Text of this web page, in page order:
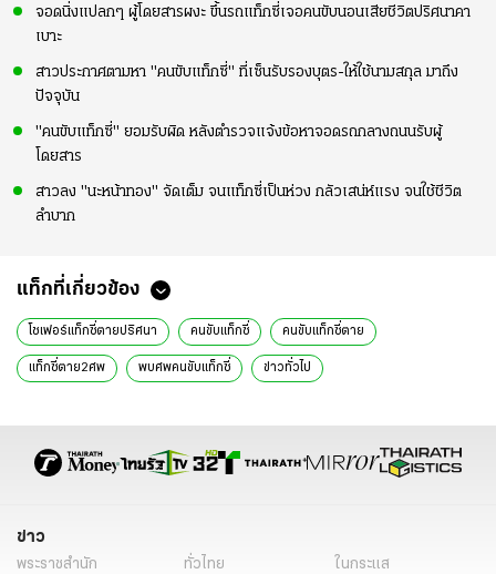
จอดนิ่งแปลกๆ ผู้โดยสารผงะ ขึ้นรถแท็กซี่เจอคนขับนอนเสียชีวิตปริศนาคา
เบาะ
สาวประกาศตามหา "คนขับแท็กซี่" ที่เซ็นรับรองบุตร-ให้ใช้นามสกุล มาถึง
ปัจจุบัน
"คนขับแท็กซี่" ยอมรับผิด หลังตำรวจแจ้งข้อหาจอดรถกลางถนนรับผู้
โดยสาร
สาวลง "นะหน้าทอง" จัดเต็ม จนแท็กซี่เป็นห่วง กลัวเสน่ห์แรง จนใช้ชีวิต
ลำบาก
แท็กที่เกี่ยวข้อง
โชเฟอร์แท็กซี่ตายปริศนา คนขับแท็กซี่ คนขับแท็กซี่ตาย
แท็กซี่ตาย2ศพ พบศพคนขับแท็กซี่ ข่าวทั่วไป
ข่าว
พระราชสำนัก ทั่วไทย
ในกระแส